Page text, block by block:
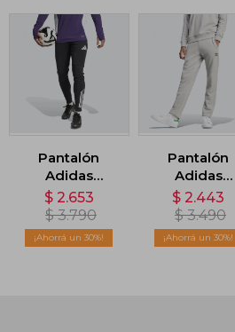
Pantalón
Adidas
Manchester
United Tiro 25
Competition -
Negro
$ 2.653
$ 3.790
30
Pantalón
Adidas
Essentials
Trifolio - Gris
$ 2.443
$ 3.490
30